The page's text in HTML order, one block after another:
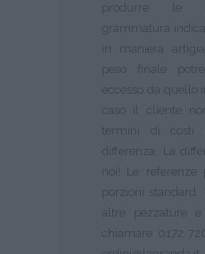
produrre le
grammatura
in maniera
peso finale
eccesso da quello
caso il cliente
termini di costi
differenza. La
noi! Le referenze
porzioni standard.
altre pezzature
chiamare 0172